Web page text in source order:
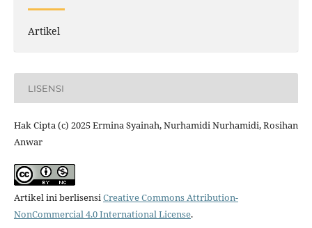
Artikel
LISENSI
Hak Cipta (c) 2025 Ermina Syainah, Nurhamidi Nurhamidi, Rosihan
Anwar
Artikel ini berlisensiCreative Commons Attribution-
NonCommercial 4.0 International License.